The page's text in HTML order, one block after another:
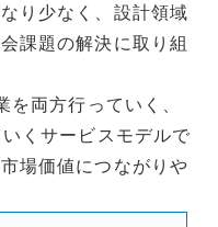
り少なく、設計領域
課題の解決に取り組
両方行っていく、
くサービスモデルで
場価値につながりや